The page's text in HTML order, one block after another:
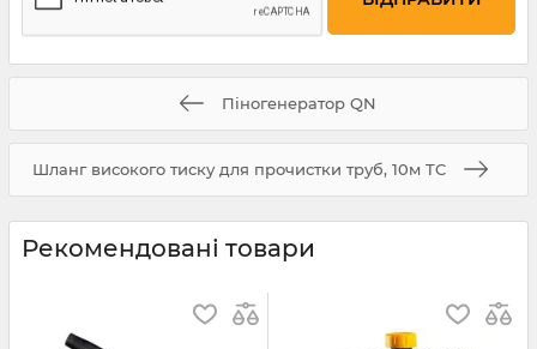
Піногенератор QN
Шланг високого тиску для прочистки труб, 10м TC
Рекомендовані товари